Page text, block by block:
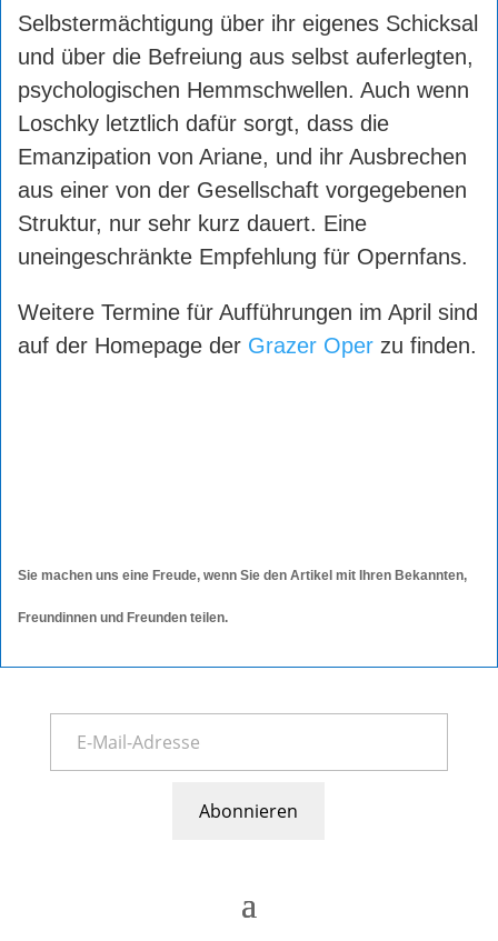
Selbstermächtigung über ihr eigenes Schicksal
und über die Befreiung aus selbst auferlegten,
psychologischen Hemmschwellen. Auch wenn
Loschky letztlich dafür sorgt, dass die
Emanzipation von Ariane, und ihr Ausbrechen
aus einer von der Gesellschaft vorgegebenen
Struktur, nur sehr kurz dauert. Eine
uneingeschränkte Empfehlung für Opernfans.
Weitere Termine für Aufführungen im April sind
auf der Homepage der Grazer Oper zu finden.
Sie machen uns eine Freude, wenn Sie den Artikel mit Ihren Bekannten,
Freundinnen und Freunden teilen.
Abonnieren